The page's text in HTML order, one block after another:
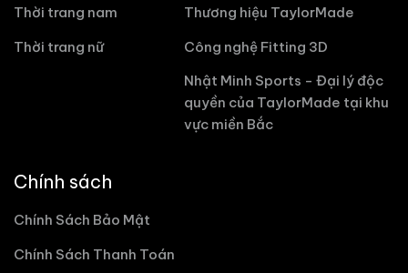
Thời trang nam
Thời trang nữ
Thương hiệu TaylorMade
Công nghệ Fitting 3D
Nhật Minh Sports - Đại lý độc
quyền của TaylorMade tại khu
vực miền Bắc
Chính sách
Chính Sách Bảo Mật
Chính Sách Thanh Toán